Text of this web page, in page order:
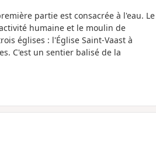
partie est consacrée à l'eau. Le
humaine et le moulin de
églises : l'Église Saint-Vaast à
C'est un sentier balisé de la